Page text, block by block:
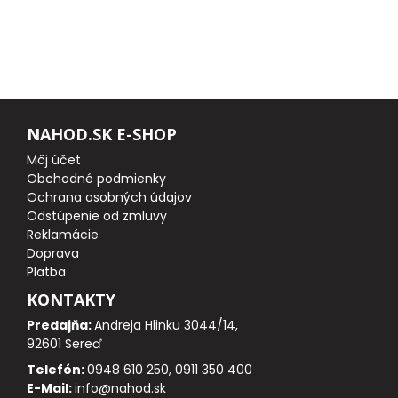
NAHOD.SK E-SHOP
Môj účet
Obchodné podmienky
Ochrana osobných údajov
Odstúpenie od zmluvy
Reklamácie
Doprava
Platba
KONTAKTY
Predajňa:Andreja Hlinku 3044/14,
92601 Sereď
Telefón:0948 610 250, 0911 350 400
E-Mail:info@nahod.sk
PRÍVLAČOVÉ PRÚTY
BIČE A DELIČKY
SPODOVÉ A MARKEROVACIE PRÚTY
FEEDER ŠPIČKY
MATCHOVÉ A BOLOGNESOVÉ PRÚTY